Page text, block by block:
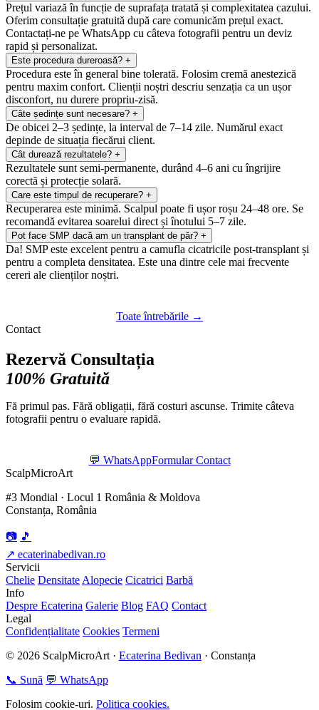
Prețul variază în funcție de suprafața tratată și complexitatea cazului.
Oferim consultație gratuită după care comunicăm prețul exact.
Contactați-ne pe WhatsApp cu câteva fotografii pentru un deviz
rapid și personalizat.
Este procedura dureroasă? +
Procedura este în general bine tolerată. Folosim cremă anestezică
pentru maxim confort. Clienții noștri descriu senzația ca un ușor
disconfort, nu durere propriu-zisă.
Câte ședințe sunt necesare? +
De obicei 2–3 ședințe, la interval de 7–14 zile. Numărul exact
depinde de situația fiecărui client.
Cât durează rezultatele? +
Rezultatele sunt semi-permanente, durând 4–6 ani cu îngrijire
corectă și protecție solară.
Care este timpul de recuperare? +
Recuperarea este minimă. Scalpul poate fi ușor roșu 24–48 ore. Se
recomandă evitarea soarelui direct și înotului 5–7 zile.
Pot face SMP dacă am un transplant de păr? +
Da! SMP este excelent pentru a camufla cicatricile post-transplant și
pentru a completa densitatea. Este una dintre cele mai frecvente
cereri ale clienților noștri.
Toate întrebările →
Contact
Rezervă Consultația
100% Gratuită
Fă primul pas. Fără obligații, fără costuri ascunse. Trimite câteva
fotografii pentru o evaluare rapidă.
💬 WhatsAppFormular Contact
ScalpMicroArt
#3 Mondial · Locul 1 România & Moldova
Constanța, România
📷 🎵
↗ ecaterinabedivan.ro
Servicii
Chelie Densitate Alopecie Cicatrici Barbă
Info
Despre Ecaterina Galerie Blog FAQ Contact
Legal
Confidențialitate Cookies Termeni
© 2026 ScalpMicroArt · Ecaterina Bedivan · Constanța
📞 Sună 💬 WhatsApp
Folosim cookie-uri. Politica cookies.